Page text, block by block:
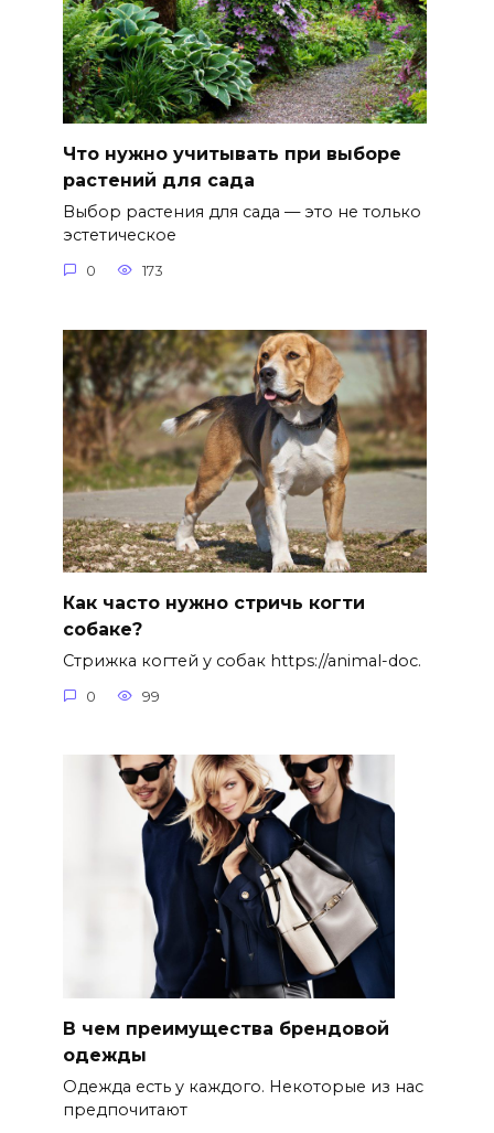
Что нужно учитывать при выборе
растений для сада
Выбор растения для сада — это не только
эстетическое
0 173
Как часто нужно стричь когти
собаке?
Стрижка когтей у собак https://animal-doc.
0 99
В чем преимущества брендовой
одежды
Одежда есть у каждого. Некоторые из нас
предпочитают